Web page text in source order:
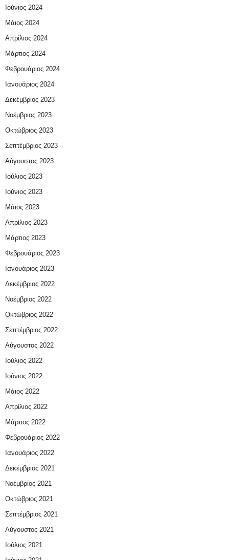
Ιούνιος 2024
Μάιος 2024
Απρίλιος 2024
Μάρτιος 2024
Φεβρουάριος 2024
Ιανουάριος 2024
Δεκέμβριος 2023
Νοέμβριος 2023
Οκτώβριος 2023
Σεπτέμβριος 2023
Αύγουστος 2023
Ιούλιος 2023
Ιούνιος 2023
Μάιος 2023
Απρίλιος 2023
Μάρτιος 2023
Φεβρουάριος 2023
Ιανουάριος 2023
Δεκέμβριος 2022
Νοέμβριος 2022
Οκτώβριος 2022
Σεπτέμβριος 2022
Αύγουστος 2022
Ιούλιος 2022
Ιούνιος 2022
Μάιος 2022
Απρίλιος 2022
Μάρτιος 2022
Φεβρουάριος 2022
Ιανουάριος 2022
Δεκέμβριος 2021
Νοέμβριος 2021
Οκτώβριος 2021
Σεπτέμβριος 2021
Αύγουστος 2021
Ιούλιος 2021